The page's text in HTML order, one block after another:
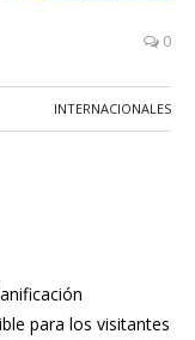
0
INTERNACIONALES
para los visitantes